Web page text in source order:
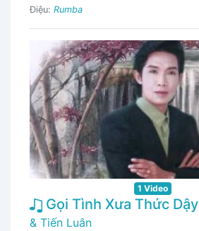
Điệu: Rumba
1 Video
Gọi Tình Xưa Thức Dậy
& Tiến Luân